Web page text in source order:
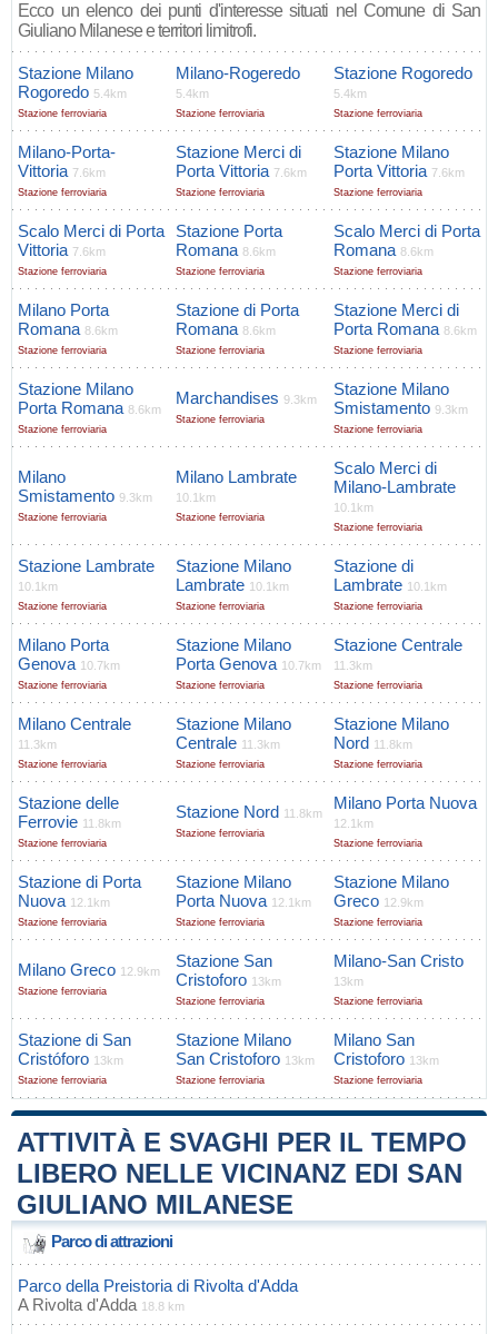
Ecco un elenco dei punti d'interesse situati nel Comune di San
Giuliano Milanese e territori limitrofi.
Stazione Milano
Rogoredo 5.4km
Stazione ferroviaria
Milano-Rogeredo
5.4km
Stazione ferroviaria
Stazione Rogoredo
5.4km
Stazione ferroviaria
Milano-Porta-
Vittoria 7.6km
Stazione ferroviaria
Stazione Merci di
Porta Vittoria 7.6km
Stazione ferroviaria
Stazione Milano
Porta Vittoria 7.6km
Stazione ferroviaria
Scalo Merci di Porta
Vittoria 7.6km
Stazione ferroviaria
Stazione Porta
Romana 8.6km
Stazione ferroviaria
Scalo Merci di Porta
Romana 8.6km
Stazione ferroviaria
Milano Porta
Romana 8.6km
Stazione ferroviaria
Stazione di Porta
Romana 8.6km
Stazione ferroviaria
Stazione Merci di
Porta Romana 8.6km
Stazione ferroviaria
Stazione Milano
Porta Romana 8.6km
Stazione ferroviaria
Marchandises 9.3km
Stazione ferroviaria
Stazione Milano
Smistamento 9.3km
Stazione ferroviaria
Milano
Smistamento 9.3km
Stazione ferroviaria
Milano Lambrate
10.1km
Stazione ferroviaria
Scalo Merci di
Milano-Lambrate
10.1km
Stazione ferroviaria
Stazione Lambrate
10.1km
Stazione ferroviaria
Stazione Milano
Lambrate 10.1km
Stazione ferroviaria
Stazione di
Lambrate 10.1km
Stazione ferroviaria
Milano Porta
Genova 10.7km
Stazione ferroviaria
Stazione Milano
Porta Genova 10.7km
Stazione ferroviaria
Stazione Centrale
11.3km
Stazione ferroviaria
Milano Centrale
11.3km
Stazione ferroviaria
Stazione Milano
Centrale 11.3km
Stazione ferroviaria
Stazione Milano
Nord 11.8km
Stazione ferroviaria
Stazione delle
Ferrovie 11.8km
Stazione ferroviaria
Stazione Nord 11.8km
Stazione ferroviaria
Milano Porta Nuova
12.1km
Stazione ferroviaria
Stazione di Porta
Nuova 12.1km
Stazione ferroviaria
Stazione Milano
Porta Nuova 12.1km
Stazione ferroviaria
Stazione Milano
Greco 12.9km
Stazione ferroviaria
Milano Greco 12.9km
Stazione ferroviaria
Stazione San
Cristoforo 13km
Stazione ferroviaria
Milano-San Cristo
13km
Stazione ferroviaria
Stazione di San
Cristóforo 13km
Stazione ferroviaria
Stazione Milano
San Cristoforo 13km
Stazione ferroviaria
Milano San
Cristoforo 13km
Stazione ferroviaria
ATTIVITÀ E SVAGHI PER IL TEMPO
LIBERO NELLE VICINANZ EDI SAN
GIULIANO MILANESE
Parco di attrazioni
Parco della Preistoria di Rivolta d'Adda
A Rivolta d'Adda 18.8 km